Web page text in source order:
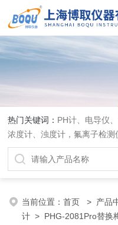
热门关键词： PH计、电导仪
浓度计、浊度计，氟离子检
仪，PH电极、溶氧电极、电
当前位置：首页 > 产品
计 > PHG-2081Pro替换